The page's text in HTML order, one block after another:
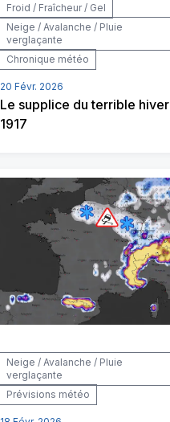
Froid / Fraîcheur / Gel
Neige / Avalanche / Pluie
verglaçante
Chronique météo
20 Févr. 2026
Le supplice du terrible hiver
1917
Neige / Avalanche / Pluie
verglaçante
Prévisions météo